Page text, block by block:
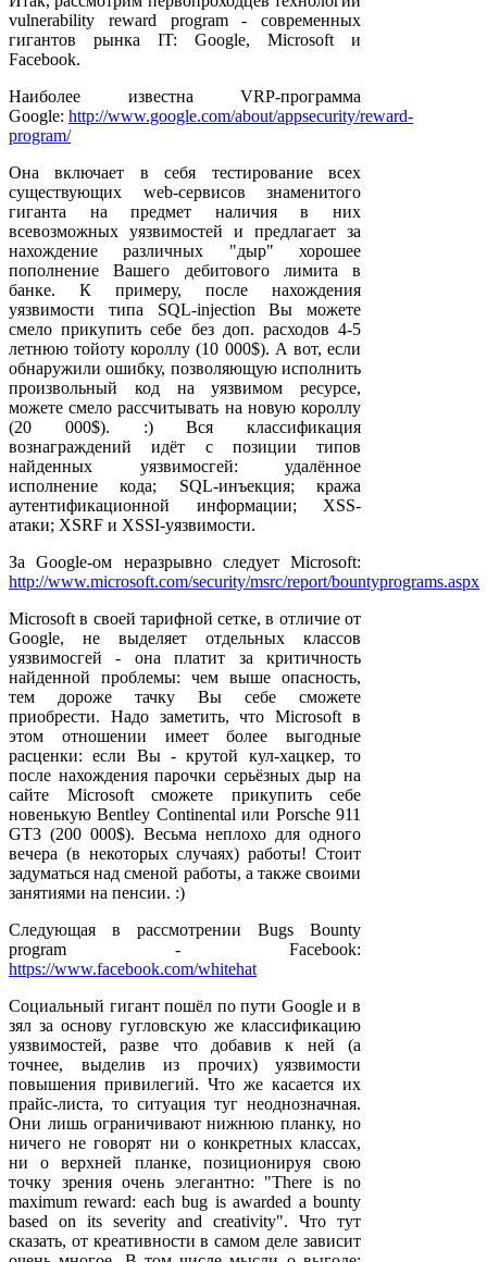
vulnerability reward program - современных
гигантов рынка IT: Google, Microsoft и
Facebook.
Наиболее известна VRP-программа
Google: http://www.google.com/about/appsecurity/reward-
program/
Она включает в себя тестирование всех
существующих web-сервисов знаменитого
гиганта на предмет наличия в них
всевозможных уязвимостей и предлагает за
нахождение различных "дыр" хорошее
пополнение Вашего дебитового лимита в
банке. К примеру, после нахождения
уязвимости типа SQL-injection Вы можете
смело прикупить себе без доп. расходов 4-5
летнюю тойоту короллу (10 000$). А вот, если
обнаружили ошибку, позволяющую исполнить
произвольный код на уязвимом ресурсе,
можете смело рассчитывать на новую короллу
(20 000$). :) Вся классификация
вознаграждений идёт с позиции типов
найденных уязвимосгей: удалённое
исполнение кода; SQL-инъекция; кража
аутентификационной информации; XSS-
атаки; XSRF и XSSI-уязвимости.
За Google-ом неразрывно следует Microsoft:
http://www.microsoft.com/security/msrc/report/bountyprograms.aspx
Microsoft в своей тарифной сетке, в отличие от
Google, не выделяет отдельных классов
уязвимосгей - она платит за критичность
найденной проблемы: чем выше опасность,
тем дороже тачку Вы себе сможете
приобрести. Надо заметить, что Microsoft в
этом отношении имеет более выгодные
расценки: если Вы - крутой кул-хацкер, то
после нахождения парочки серьёзных дыр на
сайте Microsoft сможете прикупить себе
новенькую Bentley Continental или Porsche 911
GT3 (200 000$). Весьма неплохо для одного
вечера (в некоторых случаях) работы! Стоит
задуматься над сменой работы, а также своими
занятиями на пенсии. :)
Следующая в рассмотрении Bugs Bounty
program - Facebook:
https://www.facebook.com/whitehat
Социальный гигант пошёл по пути Google и в
зял за основу гугловскую же классификацию
уязвимостей, разве что добавив к ней (а
точнее, выделив из прочих) уязвимости
повышения привилегий. Что же касается их
прайс-листа, то ситуация туг неоднозначная.
Они лишь ограничивают нижнюю планку, но
ничего не говорят ни о конкретных классах,
ни о верхней планке, позиционируя свою
точку зрения очень элегантно: "There is no
maximum reward: each bug is awarded a bounty
based on its severity and creativity". Что тут
сказать, от креативности в самом деле зависит